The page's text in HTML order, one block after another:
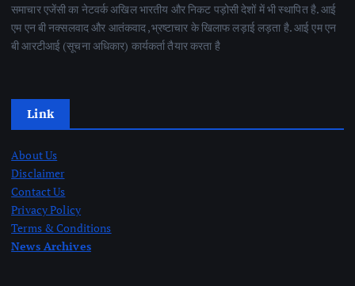
समाचार एजेंसी का नेटवर्क अखिल भारतीय और निकट पड़ोसी देशों में भी स्थापित है. आई
एम एन बी नक्सलवाद और आतंकवाद ,भ्रष्टाचार के खिलाफ लड़ाई लड़ता है. आई एम एन
बी आरटीआई (सूचना अधिकार) कार्यकर्ता तैयार करता है
Link
About Us
Disclaimer
Contact Us
Privacy Policy
Terms & Conditions
News Archives